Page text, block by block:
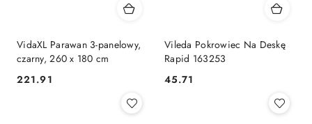
VidaXL Parawan 3-panelowy,
czarny, 260 x 180 cm
Cena:
221.91
Vileda Pokrowiec Na Deskę
Rapid 163253
Cena:
45.71